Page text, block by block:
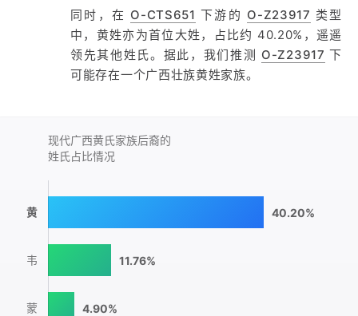
同时，在 O-CTS651 下游的 O-Z23917 类型
中，黄姓亦为首位大姓，占比约 40.20%，遥遥
领先其他姓氏。据此，我们推测 O-Z23917 下
可能存在一个广西壮族黄姓家族。
现代广西黄氏家族后裔的
姓氏占比情况
40.20%
黄
11.76%
韦
4.90%
蒙